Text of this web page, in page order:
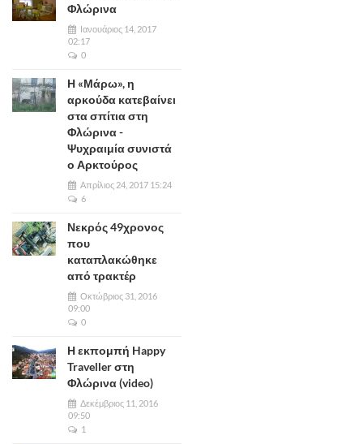
Φλώρινα
Ιανουάριος 14, 2017
02:17
0
Η «Μάρω», η
αρκούδα κατεβαίνει
στα σπίτια στη
Φλώρινα -
Ψυχραιμία συνιστά
ο Αρκτούρος
Απρίλιος 24, 2017 15:24
6
Νεκρός 49χρονος
που
καταπλακώθηκε
από τρακτέρ
Οκτώβριος 31, 2016
09:00
0
Η εκπομπή Happy
Traveller στη
Φλώρινα (video)
Δεκέμβριος 11, 2016
09:50
1